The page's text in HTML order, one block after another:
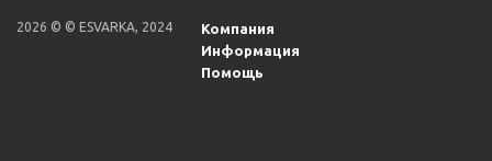
2026 © © ESVARKA, 2024
Компания
Информация
Помощь